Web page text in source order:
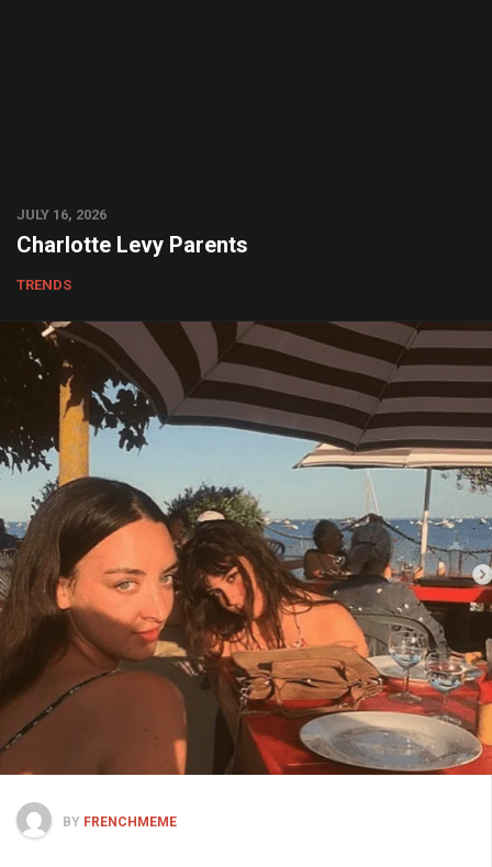
JULY 16, 2026
Charlotte Levy Parents
TRENDS
BY FRENCHMEME